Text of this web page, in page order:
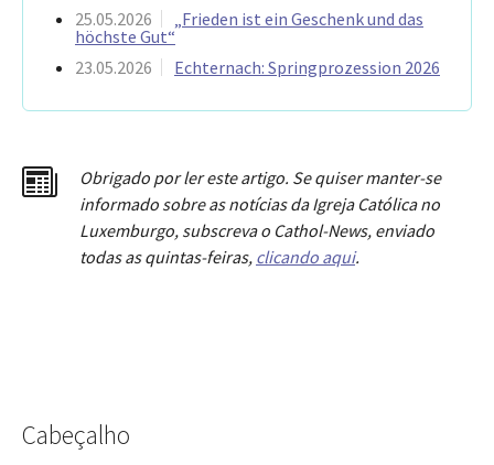
25.05.2026
„Frieden ist ein Geschenk und das
höchste Gut“
23.05.2026
Echternach: Springprozession 2026
Obrigado por ler este artigo. Se quiser manter-se
informado sobre as notícias da Igreja Católica no
Luxemburgo, subscreva o Cathol-News, enviado
todas as quintas-feiras, clicando aqui.
Cabeçalho